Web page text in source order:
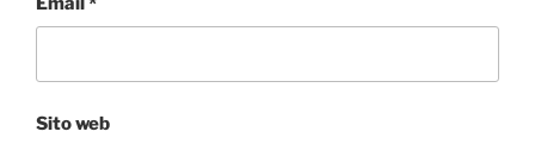
Sito web